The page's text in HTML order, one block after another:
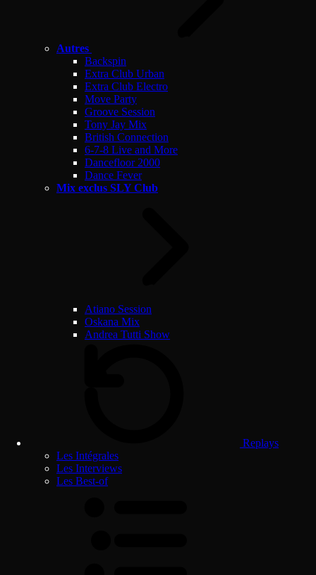
Autres
Backspin
Extra Club Urban
Extra Club Electro
Move Party
Groove Session
Tony Jay Mix
British Connection
6-7-8 Live and More
Dancefloor 2000
Dance Fever
Mix exclus SLY Club
Atiano Session
Oskana Mix
Andrea Tutti Show
Replays
Les Intégrales
Les Interviews
Les Best-of